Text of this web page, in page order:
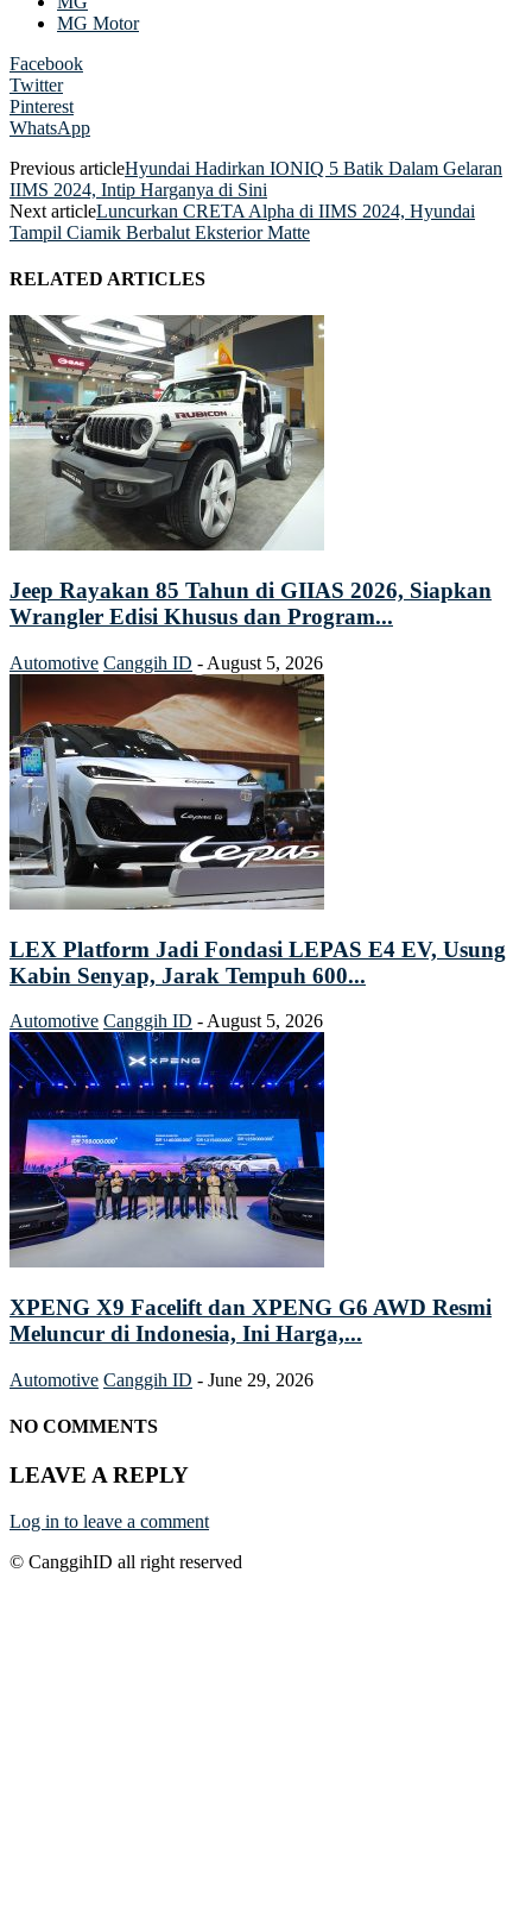
MG Motor
Facebook
Twitter
Pinterest
WhatsApp
Previous articleHyundai Hadirkan IONIQ 5 Batik Dalam Gelaran
IIMS 2024, Intip Harganya di Sini
Next articleLuncurkan CRETA Alpha di IIMS 2024, Hyundai
Tampil Ciamik Berbalut Eksterior Matte
RELATED ARTICLES
Jeep Rayakan 85 Tahun di GIIAS 2026, Siapkan
Wrangler Edisi Khusus dan Program...
Automotive Canggih ID - August 5, 2026
LEX Platform Jadi Fondasi LEPAS E4 EV, Usung
Kabin Senyap, Jarak Tempuh 600...
Automotive Canggih ID - August 5, 2026
XPENG X9 Facelift dan XPENG G6 AWD Resmi
Meluncur di Indonesia, Ini Harga,...
Automotive Canggih ID - June 29, 2026
NO COMMENTS
LEAVE A REPLY
Log in to leave a comment
© CanggihID all right reserved